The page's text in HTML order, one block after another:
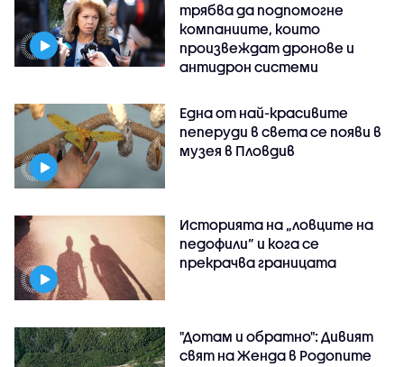
трябва да подпомогне
компаниите, които
произвеждат дронове и
антидрон системи
Една от най-красивите
пеперуди в света се появи в
музея в Пловдив
Историята на „ловците на
педофили” и кога се
прекрачва границата
"Дотам и обратно": Дивият
свят на Женда в Родопите